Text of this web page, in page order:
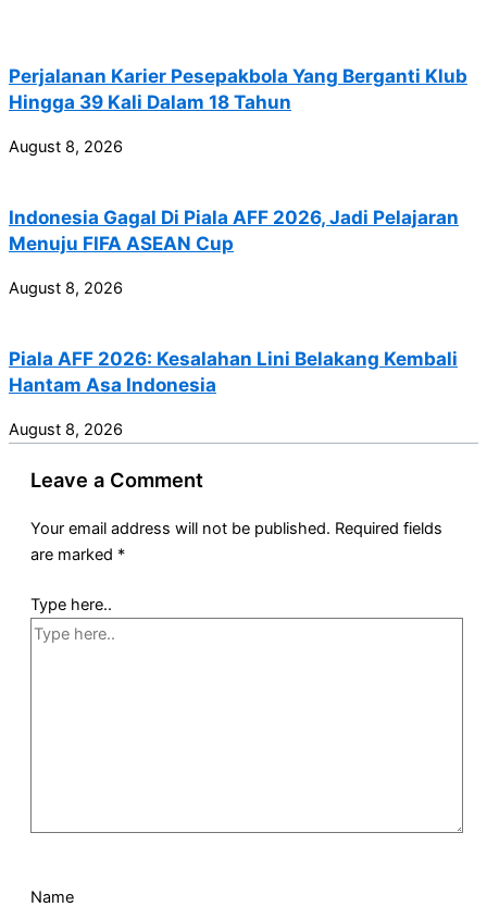
Perjalanan Karier Pesepakbola Yang Berganti Klub
Hingga 39 Kali Dalam 18 Tahun
August 8, 2026
Indonesia Gagal Di Piala AFF 2026, Jadi Pelajaran
Menuju FIFA ASEAN Cup
August 8, 2026
Piala AFF 2026: Kesalahan Lini Belakang Kembali
Hantam Asa Indonesia
August 8, 2026
Leave a Comment
Your email address will not be published. Required fields
are marked *
Type here..
Name